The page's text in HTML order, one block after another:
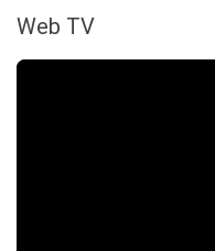
Web TV